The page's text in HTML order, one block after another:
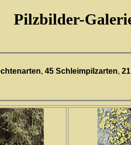
Pilzbilder-
, 45 Schleimpilzarten,